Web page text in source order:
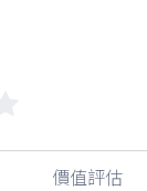
價值評估